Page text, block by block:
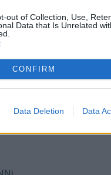
out of Collection, Use,
Data that Is Unrelated
CONFIRM
Data Deletion Data